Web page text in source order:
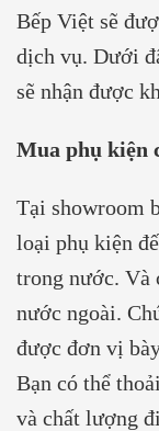
Bếp Việt sẽ
dịch vụ. Dưới
sẽ nhận được
Mua phụ kiện
Tại showroom
loại phụ kiện
trong nước. Và
nước ngoài.
được đơn vị
Bạn có thể
và chất lượng